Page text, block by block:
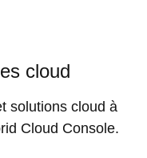
cloud
solutions cloud à
Cloud Console.